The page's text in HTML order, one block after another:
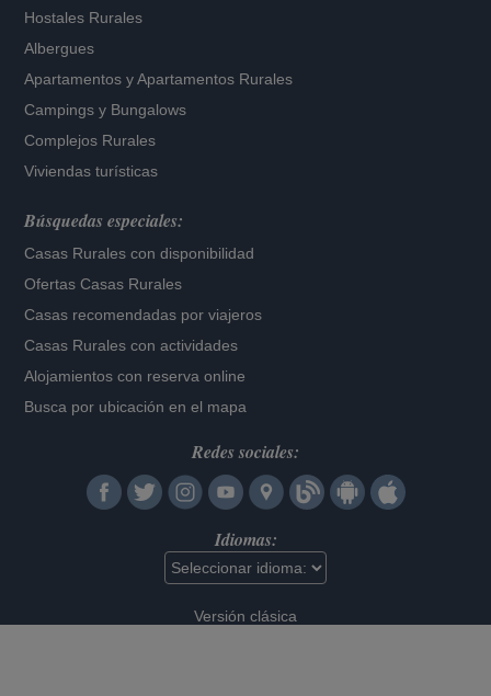
Hostales Rurales
Albergues
Apartamentos yApartamentos Rurales
Campings y Bungalows
Complejos Rurales
Viviendas turísticas
Búsquedas especiales:
Casas Rurales con disponibilidad
Ofertas Casas Rurales
Casas recomendadas por viajeros
Casas Rurales con actividades
Alojamientos con reserva online
Busca por ubicación en el mapa
Redes sociales:
Idiomas:
Versión clásica